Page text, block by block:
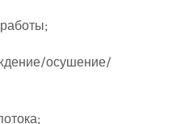
осушение/